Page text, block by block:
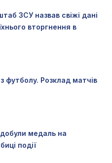
ЗСУ назвав свіжі дані
вторгнення в
футболу. Розклад матчів
медаль на
події